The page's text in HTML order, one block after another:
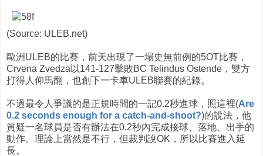
(Source: ULEB.net)
歐洲ULEB的比賽，前天出現了一場史無前例的5OT比賽，
Crvena Zvedza以141-127擊敗BC Telindus Ostende，雙方
打得人仰馬翻，也創下一卡車ULEB聯賽的紀錄。
不過最令人爭議的是正規時間的一記0.2秒進球，照這裡(Are
0.2 seconds enough for a catch-and-shoot?)的說法，他
質疑一名球員是否有辦法在0.2秒內完成接球、落地、出手的
動作。理論上當然是不行，但裁判說OK，所以比賽進入延
長。